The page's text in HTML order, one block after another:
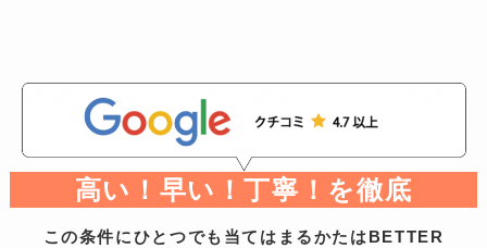
高い！早い！丁寧！を徹底
この条件にひとつでも当てはまるかたはBETTER